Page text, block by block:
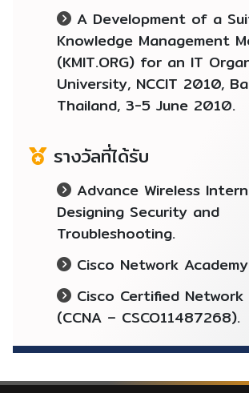
A Development of a
Knowledge Management
(KMIT.ORG) for an IT
University, NCCIT 2010,
Thailand, 3-5 June 2010.
รางวัลที่ได้รับ
Advance Wireless
Designing Security and
Troubleshooting.
Cisco Network
Cisco Certified Network
(CCNA – CSCO11487268).